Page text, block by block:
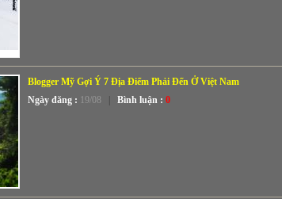
Blogger Mỹ Gợi Ý 7 Địa Điểm Phải Đến Ở Việt Nam
Ngày đăng : 19/08 Bình luận : 0